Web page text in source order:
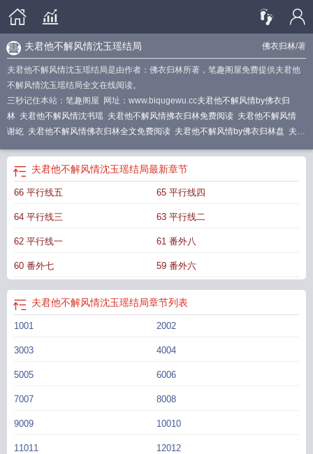
佛衣归林/著
夫君他不解风情沈玉瑶结局
夫君他不解风情沈玉瑶结局是由作者：佛衣归林所著，笔趣阁屋免费提供夫君他
不解风情沈玉瑶结局全文在线阅读。
三秒记住本站：笔趣阁屋 网址：www.biqugewu.cc夫君他不解风情by佛衣归
林 夫君他不解风情沈书瑶 夫君他不解风情拂衣归林免费阅读 夫君他不解风情
谢屹 夫君他不解风情佛衣归林全文免费阅读 夫君他不解风情by佛衣归林盘 夫君
他不解风情 佛衣归林
夫君不咋的全文阅读 夫君他不解风情佛衣归
情拂衣结局
对夫君他不解风情大结局 夫君他不解风情下一句夫君他不解风情佛
解风情谢屹夫君他不解风情类别历史架空作者 佛衣归林
林沈书瑶夫君他不解风情笔趣阁 夫君他不解风情免费阅读
解风情佛衣归林
夫君他不解风情佛衣归林免费阅读
衣夫君不解风情拂衣归林的作者夫君他不解风情by佛衣归林txt
佛衣归林text夫君他不解风情佛衣归林笔趣阁夫君他不解风情拂衣归林txt夫君
他不解风情谢屹全文免费阅读
夫君他不解风情沈玉瑶结局最新章节
66 平行线五 65 平行线四
64 平行线三 63 平行线二
62 平行线一 61 番外八
60 番外七 59 番外六
夫君他不解风情沈玉瑶结局章节列表
1001 2002
3003 4004
5005 6006
7007 8008
9009 10010
11011 12012